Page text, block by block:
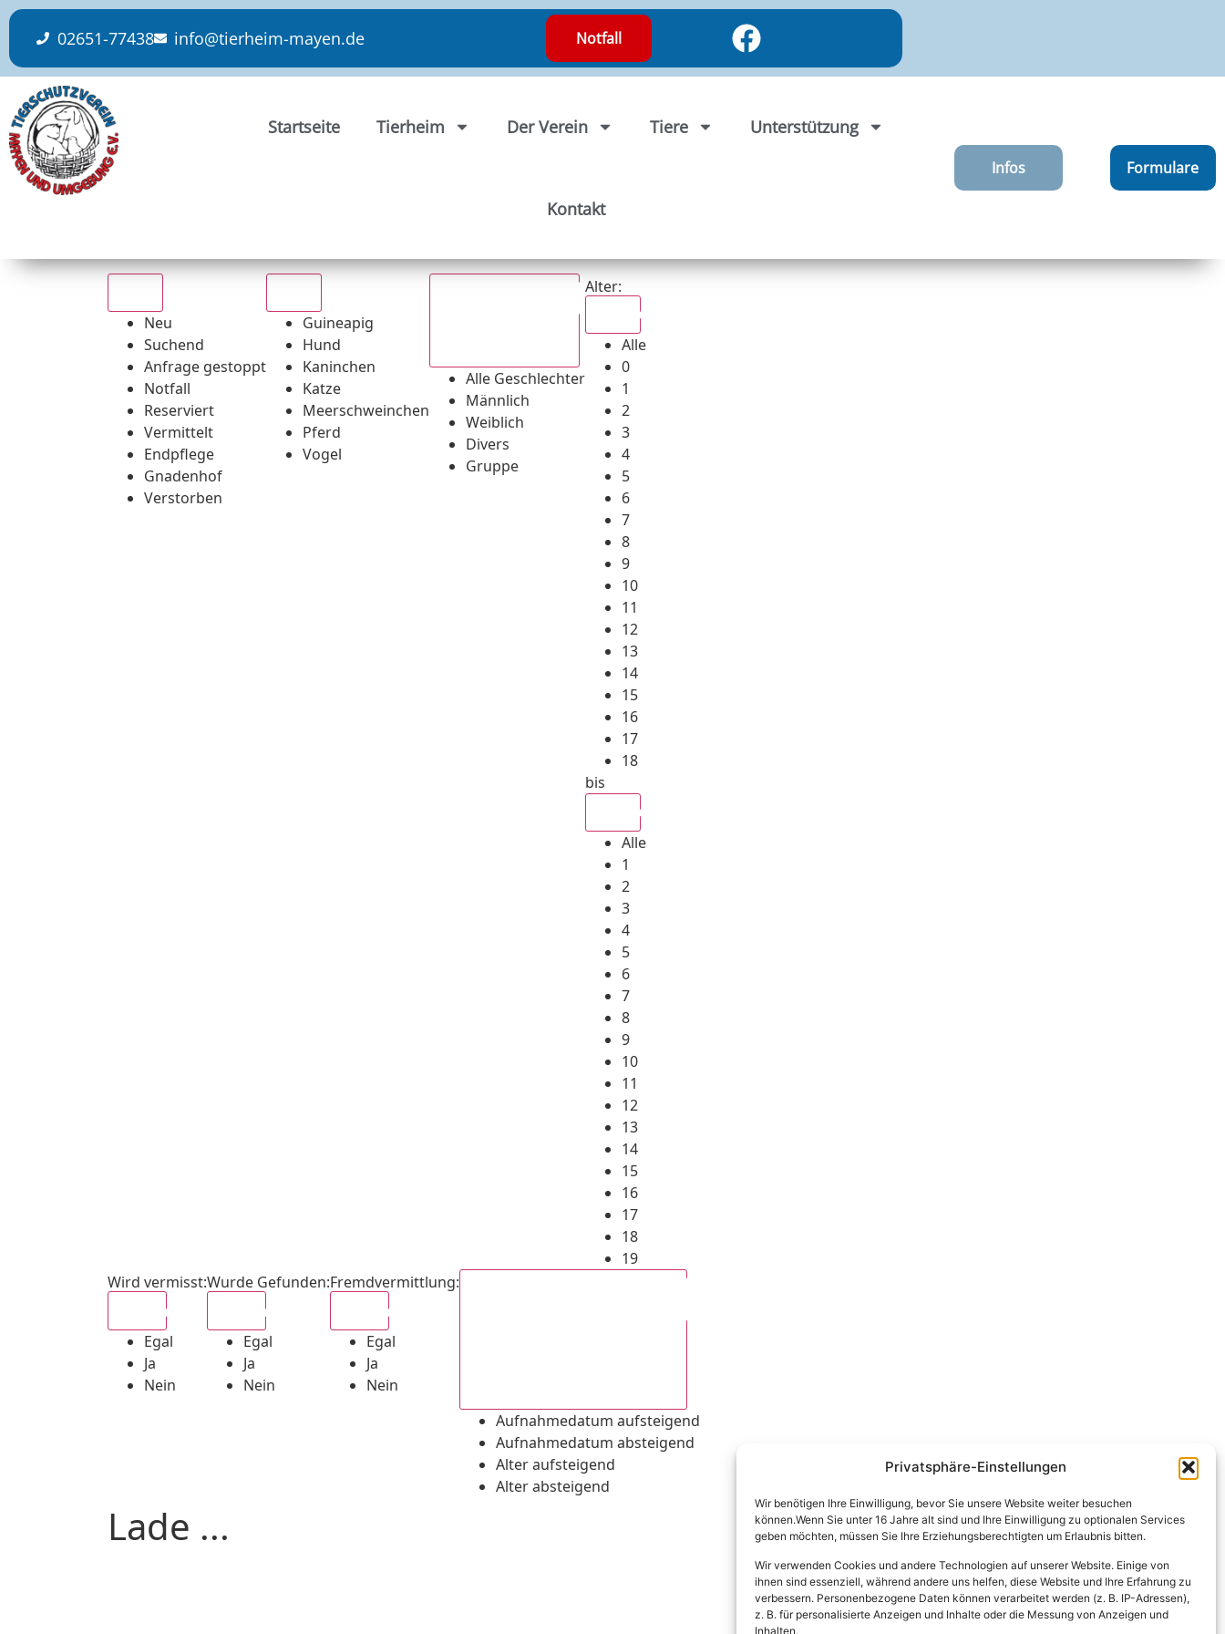
Privatsphäre-Einstellungen
Wir benötigen Ihre Einwilligung, bevor Sie unsere Website weiter besuchen
können.Wenn Sie unter 16 Jahre alt sind und Ihre Einwilligung zu optionalen Services
geben möchten, müssen Sie Ihre Erziehungsberechtigten um Erlaubnis bitten.
Wir verwenden Cookies und andere Technologien auf unserer Website. Einige von
ihnen sind essenziell, während andere uns helfen, diese Website und Ihre Erfahrung zu
verbessern. Personenbezogene Daten können verarbeitet werden (z. B. IP-Adressen),
z. B. für personalisierte Anzeigen und Inhalte oder die Messung von Anzeigen und
Inhalten.
content
02651-77438 info@tierheim-mayen.de Notfall
Startseite Tierheim Der Verein Tiere Unterstützung
Kontakt
Infos Formulare
Neu
Suchend
Anfrage gestoppt
Notfall
Reserviert
Vermittelt
Endpflege
Gnadenhof
Verstorben
Guineapig
Hund
Kaninchen
Katze
Meerschweinchen
Pferd
Vogel
Alle Geschlechter
Männlich
Weiblich
Divers
Gruppe
Alter:
Alle
0
1
2
3
4
5
6
7
8
9
10
11
12
13
14
15
16
17
18
bis
Alle
1
2
3
4
5
6
7
8
9
10
11
12
13
14
15
16
17
18
19
Wird vermisst:
Egal
Ja
Nein
Wurde Gefunden:
Egal
Ja
Nein
Fremdvermittlung:
Egal
Ja
Nein
Aufnahmedatum aufsteigend
Aufnahmedatum absteigend
Alter aufsteigend
Alter absteigend
Lade ...